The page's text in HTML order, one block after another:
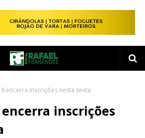
encerra inscrições nesta sexta
encerra inscrições